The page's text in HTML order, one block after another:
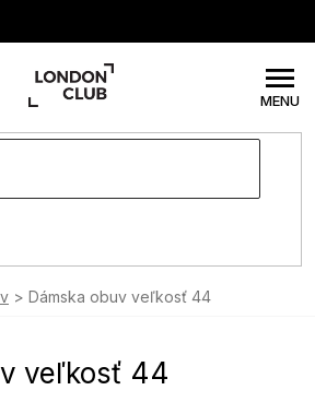
Dámska obuv veľkosť 44
veľkosť 44